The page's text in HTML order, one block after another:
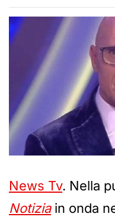
News Tv. Nella
Notiziain onda